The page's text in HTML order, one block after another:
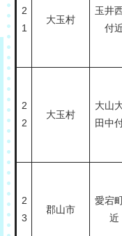
2
1
大玉村
玉井
付
2
2
大玉村
大山
田中
2
3
郡山市
愛宕
近